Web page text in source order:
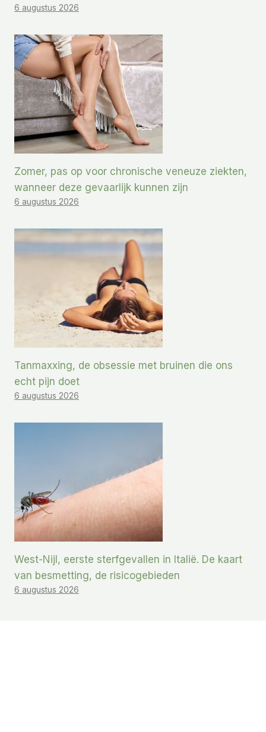
6 augustus 2026
Zomer, pas op voor chronische veneuze ziekten,
wanneer deze gevaarlijk kunnen zijn
6 augustus 2026
Tanmaxxing, de obsessie met bruinen die ons
echt pijn doet
6 augustus 2026
West-Nijl, eerste sterfgevallen in Italië. De kaart
van besmetting, de risicogebieden
6 augustus 2026